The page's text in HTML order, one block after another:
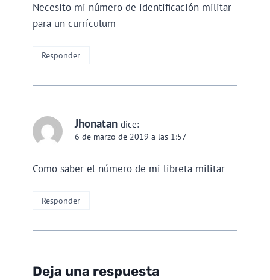
Necesito mi número de identificación militar
para un currículum
Responder
Jhonatan dice:
6 de marzo de 2019 a las 1:57
Como saber el número de mi libreta militar
Responder
Deja una respuesta